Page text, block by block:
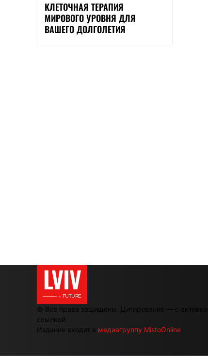
КЛЕТОЧНАЯ ТЕРАПИЯ
МИРОВОГО УРОВНЯ ДЛЯ
ВАШЕГО ДОЛГОЛЕТИЯ
LVIV
———→ FUTURE
© Все права защищены. Цитирование — с активной
ссылкой.
Издание входит в медиагруппу MistoOnline